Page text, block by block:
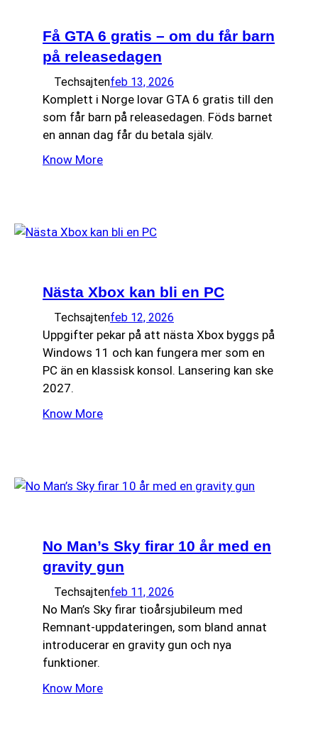
Få GTA 6 gratis – om du får barn
på releasedagen
Techsajtenfeb 13, 2026
Komplett i Norge lovar GTA 6 gratis till den
som får barn på releasedagen. Föds barnet
en annan dag får du betala själv.
Know More
Nästa Xbox kan bli en PC
Techsajtenfeb 12, 2026
Uppgifter pekar på att nästa Xbox byggs på
Windows 11 och kan fungera mer som en
PC än en klassisk konsol. Lansering kan ske
2027.
Know More
No Man’s Sky firar 10 år med en
gravity gun
Techsajtenfeb 11, 2026
No Man’s Sky firar tioårsjubileum med
Remnant-uppdateringen, som bland annat
introducerar en gravity gun och nya
funktioner.
Know More